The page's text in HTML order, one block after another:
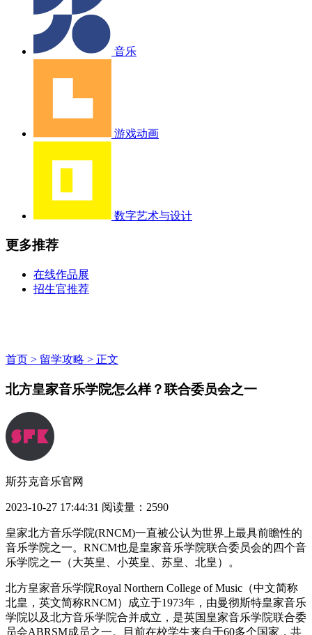
音乐
游戏动画
数字艺术与设计
更多推荐
在线作品展
招生官推荐
首页 > 留学攻略 > 正文
北方皇家音乐学院怎么样？联合委员会之一
斯芬克音乐官网
2023-10-27 17:44:31 阅读量：2590
皇家北方音乐学院(RNCM)一直被公认为世界上最具前瞻性的
音乐学院之一。RNCM也是皇家音乐学院联合委员会的四个音
乐学院之一（大英皇、小英皇、苏皇、北皇）。
北方皇家音乐学院Royal Northern College of Music（中文简称
北皇，英文简称RNCM）成立于1973年，由曼彻斯特皇家音乐
学院以及北方音乐学院合并成立，是英国皇家音乐学院联合委
员会ABRSM成员之一。目前在校学生来自于60多个国家，共